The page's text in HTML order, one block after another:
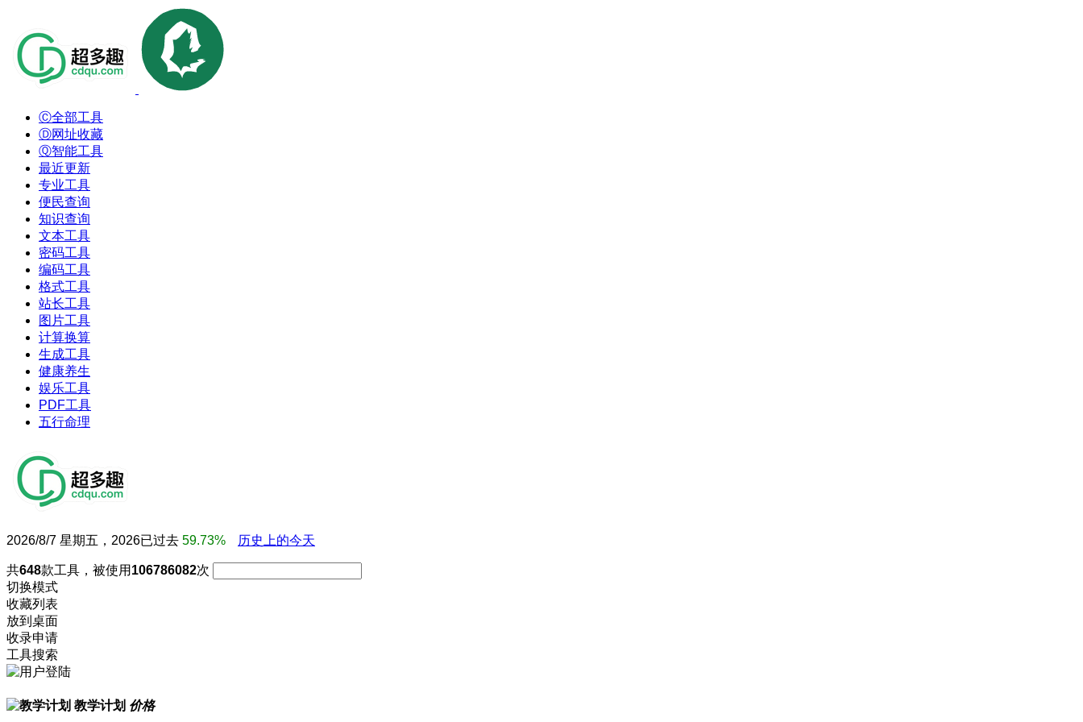
Ⓒ全部工具
Ⓓ网址收藏
Ⓠ智能工具
最近更新
专业工具
便民查询
知识查询
文本工具
密码工具
编码工具
格式工具
站长工具
图片工具
计算换算
生成工具
健康养生
娱乐工具
PDF工具
五行命理
2026/8/7 星期五，2026已过去 59.73% 历史上的今天
共648款工具，被使用 106786082次
切换模式
收藏列表
放到桌面
收录申请
工具搜索
教学计划 价格